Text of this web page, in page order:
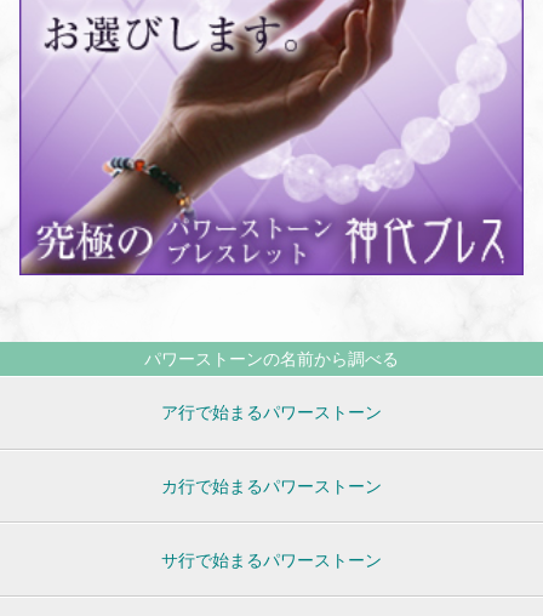
パワーストーンの名前から調べる
ア行で始まるパワーストーン
カ行で始まるパワーストーン
サ行で始まるパワーストーン